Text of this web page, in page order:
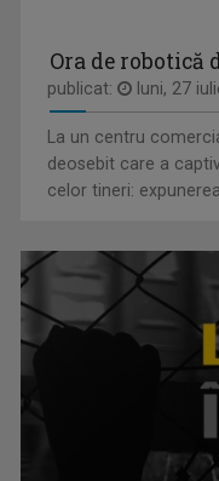
Emisiune cu specific
OLENA POPOVYCH
M-am născut şi am
Ora de robotică
publicat: luni, 27
La un centru
deosebit care a
celor tineri: expunerea